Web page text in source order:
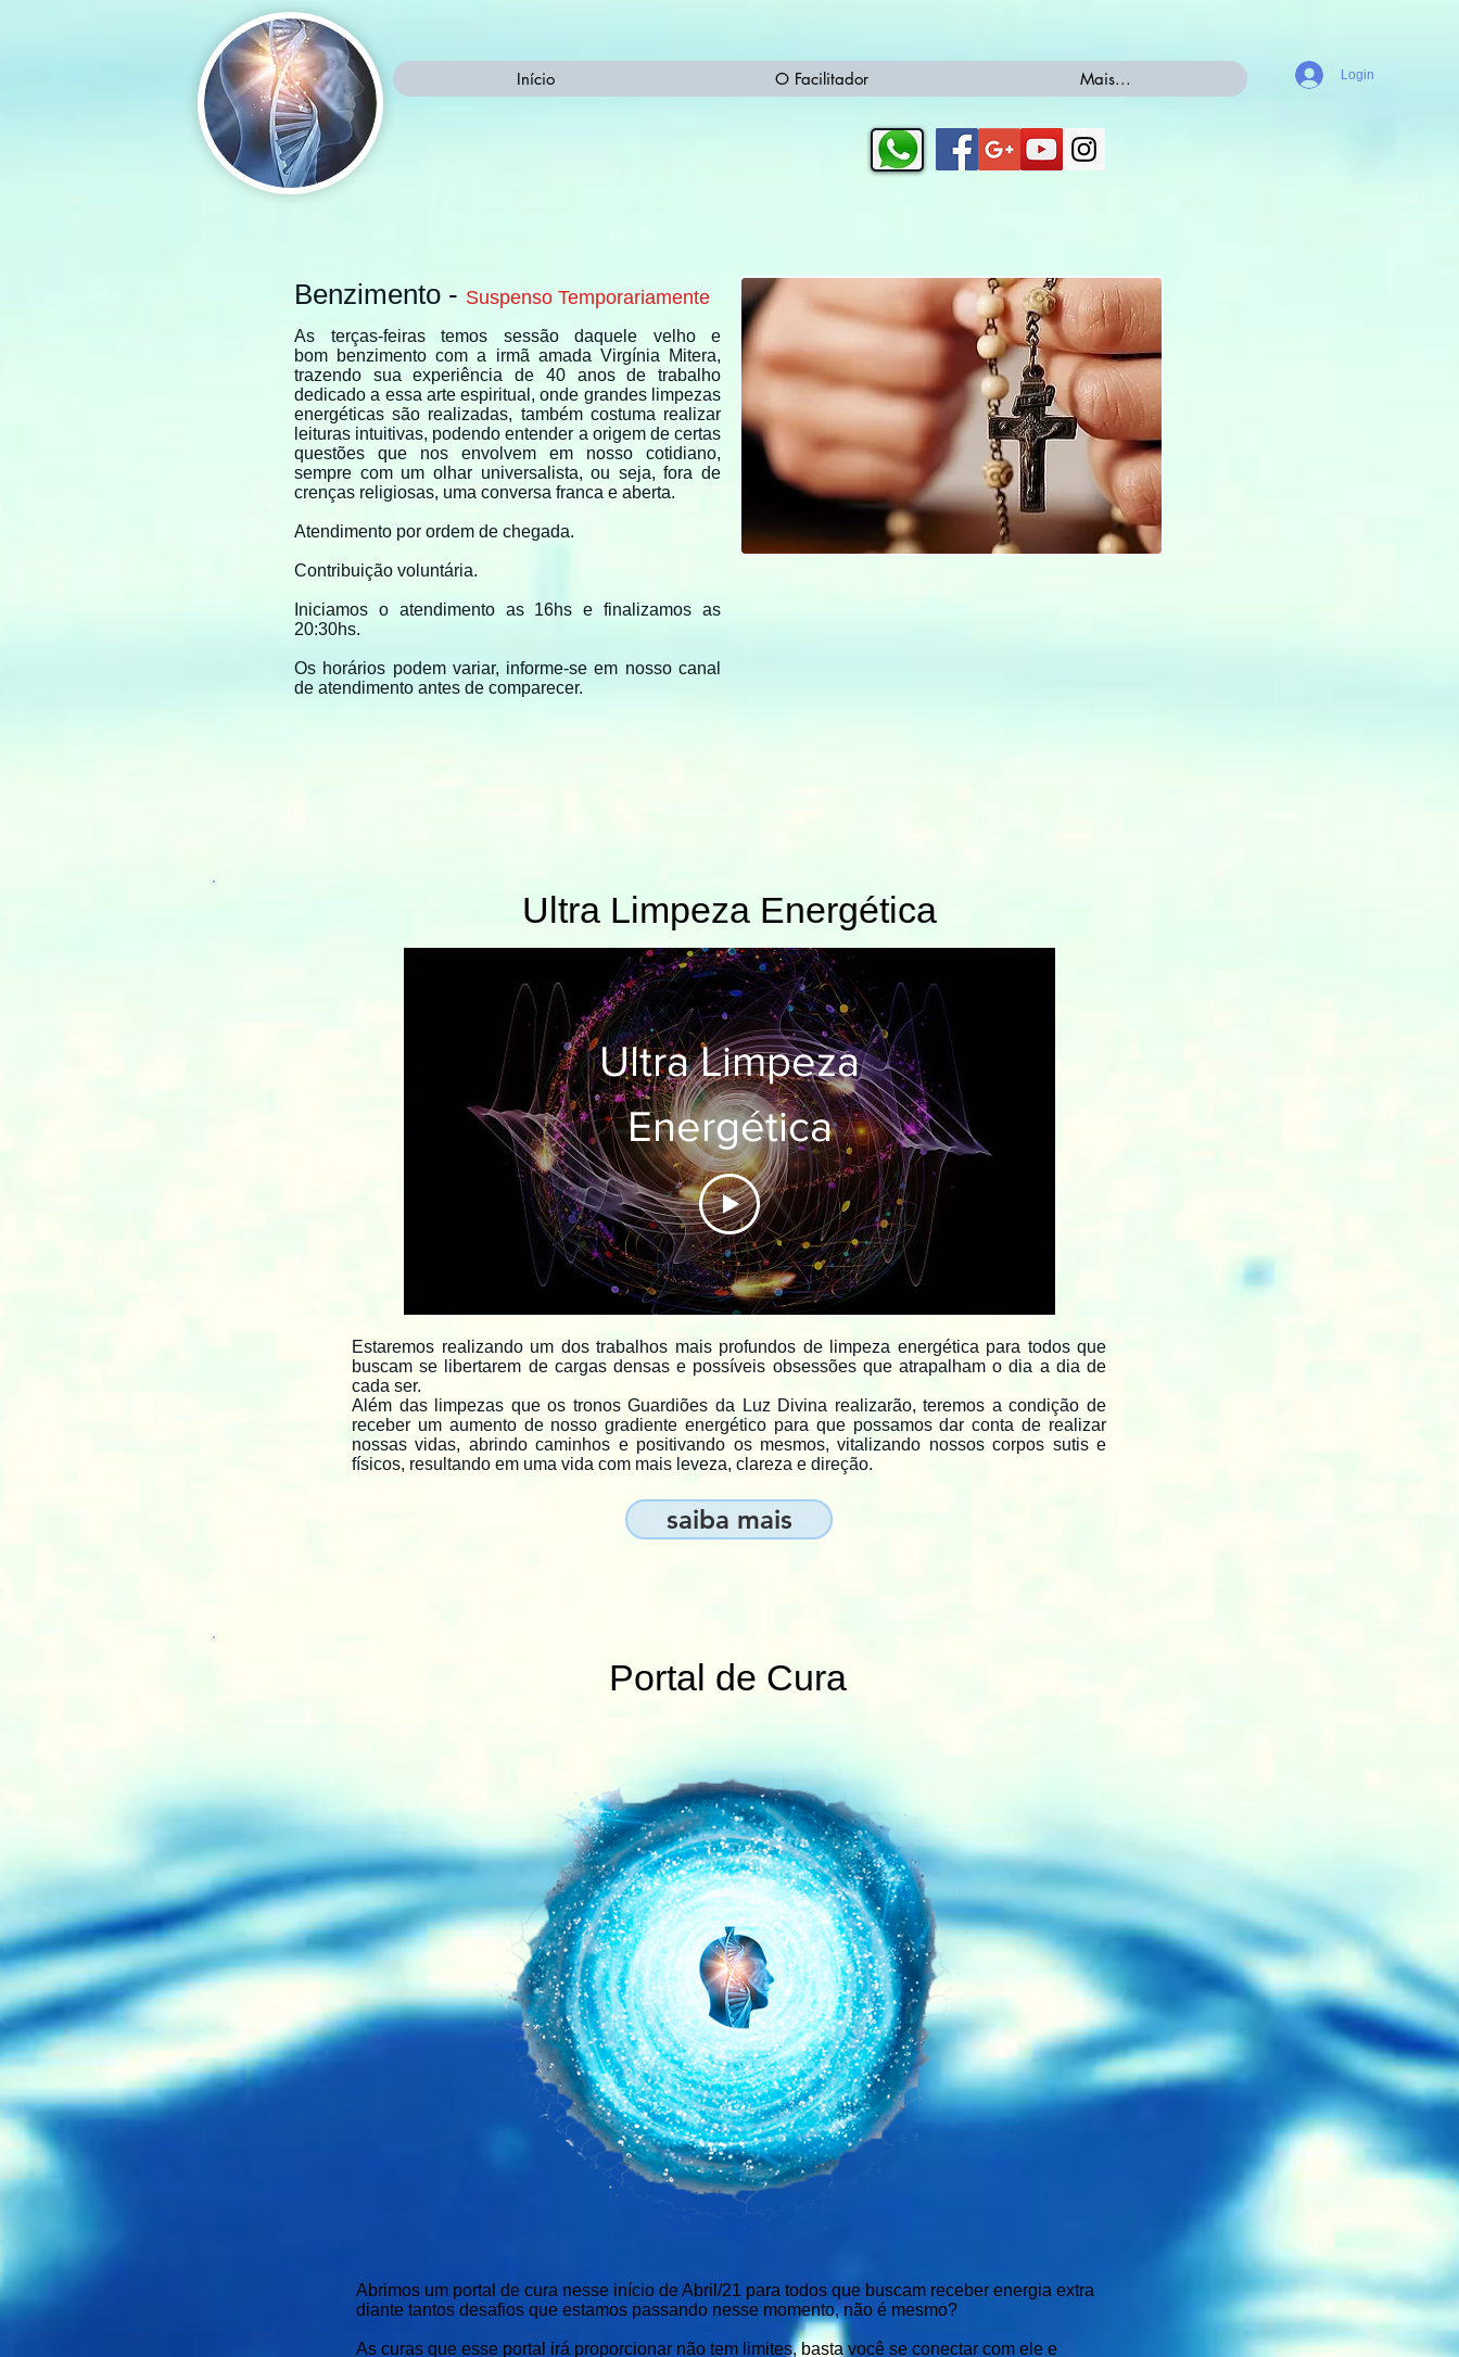
Início O Facilitador Mais... Login
Benzimento - Suspenso Temporariamente
As terças-feiras temos sessão daquele velho e
bom benzimento com a irmã amada Virgínia Mitera,
trazendo sua experiência de 40 anos de trabalho
dedicado a essa arte espiritual, onde grandes limpezas
energéticas são realizadas, também costuma realizar
leituras intuitivas, podendo entender a origem de certas
questões que nos envolvem em nosso cotidiano,
sempre com um olhar universalista, ou seja, fora de
crenças religiosas, uma conversa franca e aberta.
Atendimento por ordem de chegada.
Contribuição voluntária.
Iniciamos o atendimento as 16hs e finalizamos as
20:30hs.
Os horários podem variar, informe-se em nosso canal
de atendimento antes de comparecer.
Ultra Limpeza Energética
Ultra Limpeza
Energética
Estaremos realizando um dos trabalhos mais profundos de limpeza energética para todos que
buscam se libertarem de cargas densas e possíveis obsessões que atrapalham o dia a dia de
cada ser.
Além das limpezas que os tronos Guardiões da Luz Divina realizarão, teremos a condição de
receber um aumento de nosso gradiente energético para que possamos dar conta de realizar
nossas vidas, abrindo caminhos e positivando os mesmos, vitalizando nossos corpos sutis e
físicos, resultando em uma vida com mais leveza, clareza e direção.
saiba mais
Portal de Cura
Abrimos um portal de cura nesse início de Abril/21 para todos que buscam receber energia extra
diante tantos desafios que estamos passando nesse momento, não é mesmo?
As curas que esse portal irá proporcionar não tem limites, basta você se conectar com ele e